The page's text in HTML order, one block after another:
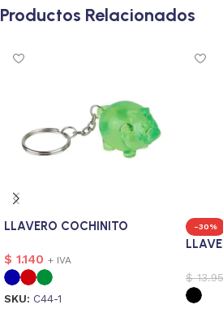
Productos Relacionados
LLAVERO COCHINITO
$ 1.140 + IVA
SKU: C44-1
-30%
$